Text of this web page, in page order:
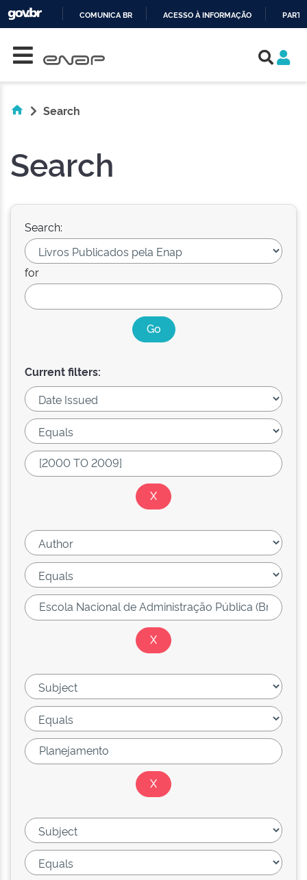
COMUNICA BR ACESSO À INFORMAÇÃO
Search
Search
Search:
for
Current filters: